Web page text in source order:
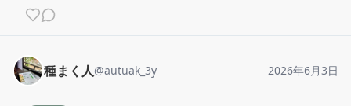
種まく人@autuak_3y 2026年6月3日